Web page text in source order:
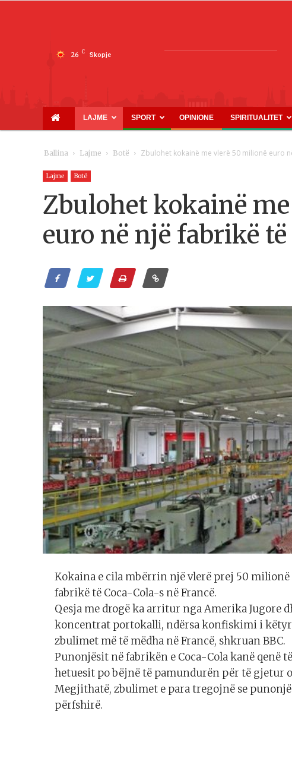
26 C Skopje
LAJME SPORT OPINIONE SPIRITUALITET
Ballina Lajme Botë Zbulohet kokainë me vlerë 50 milionë euro
Lajme Botë
Zbulohet kokainë
euro në një fabrikë të
Kokaina e cila mbërrin një vlerë prej 50
fabrikë të Coca-Cola-s në Francë.
Qesja me drogë ka arritur nga Amerika Jugore
koncentrat portokalli, ndërsa konfiskimi i
zbulimet më të mëdha në Francë, shkruan BBC.
Punonjësit në fabrikën e Coca-Cola kanë qenë
hetuesit po bëjnë të pamundurën për të gjetur
Megjithatë, zbulimet e para tregojnë se
përfshirë.